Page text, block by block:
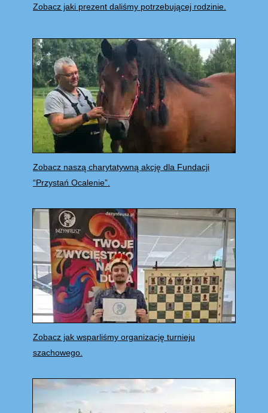
Zobacz jaki prezent daliśmy potrzebującej rodzinie.
Zobacz naszą charytatywną akcję dla Fundacji
“Przystań Ocalenie”.
Zobacz jak wsparliśmy organizację turnieju
szachowego.